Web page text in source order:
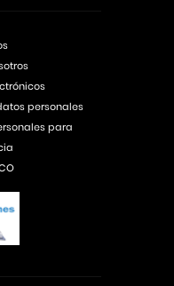
personales
para